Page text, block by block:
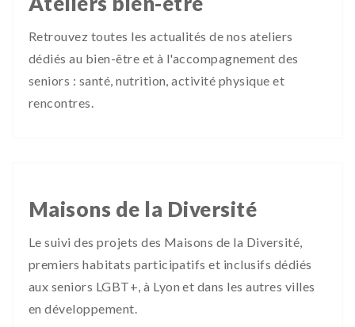
Retrouvez toutes les actualités de nos ateliers
dédiés au bien-être et à l'accompagnement des
seniors : santé, nutrition, activité physique et
rencontres.
Maisons de la Diversité
Le suivi des projets des Maisons de la Diversité,
premiers habitats participatifs et inclusifs dédiés
aux seniors LGBT+, à Lyon et dans les autres villes
en développement.